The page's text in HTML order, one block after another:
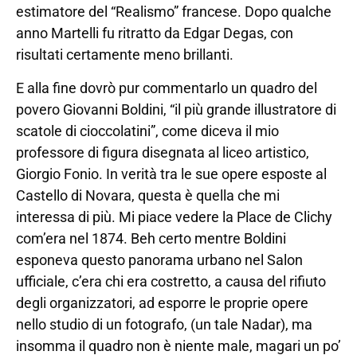
estimatore del “Realismo” francese. Dopo qualche
anno Martelli fu ritratto da Edgar Degas, con
risultati certamente meno brillanti.
E alla fine dovrò pur commentarlo un quadro del
povero Giovanni Boldini, “il più grande illustratore di
scatole di cioccolatini”, come diceva il mio
professore di figura disegnata al liceo artistico,
Giorgio Fonio. In verità tra le sue opere esposte al
Castello di Novara, questa è quella che mi
interessa di più. Mi piace vedere la Place de Clichy
com’era nel 1874. Beh certo mentre Boldini
esponeva questo panorama urbano nel Salon
ufficiale, c’era chi era costretto, a causa del rifiuto
degli organizzatori, ad esporre le proprie opere
nello studio di un fotografo, (un tale Nadar), ma
insomma il quadro non è niente male, magari un po’